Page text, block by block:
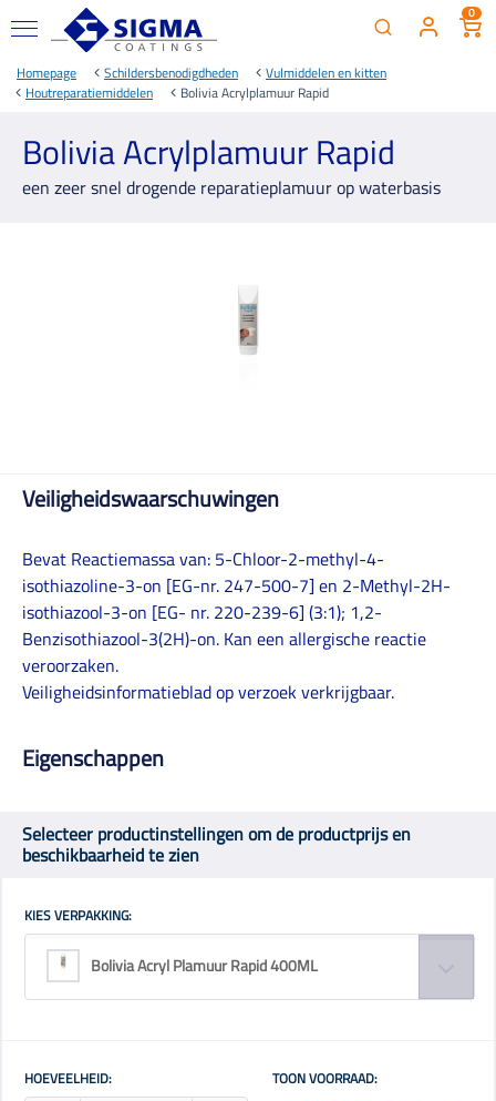
0
Homepage Schildersbenodigdheden
Vulmiddelen en kitten
Houtreparatiemiddelen
Bolivia Acrylplamuur Rapid
Bolivia Acrylplamuur Rapid
een zeer snel drogende reparatieplamuur op waterbasis
Veiligheidswaarschuwingen
Bevat Reactiemassa van: 5-Chloor-2-methyl-4-
isothiazoline-3-on [EG-nr. 247-500-7] en 2-Methyl-2H-
isothiazool-3-on [EG- nr. 220-239-6] (3:1); 1,2-
Benzisothiazool-3(2H)-on. Kan een allergische reactie
veroorzaken.
Veiligheidsinformatieblad op verzoek verkrijgbaar.
Eigenschappen
Selecteer productinstellingen om de productprijs en
beschikbaarheid te zien
KIES VERPAKKING:
Bolivia Acryl Plamuur Rapid 400ML
HOEVEELHEID: TOON VOORRAAD: